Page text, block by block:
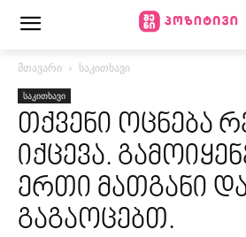
მთავარი საკითხავი
საკითხავი
თქვენი ოცნება
იქცევა.
ერთი მათგანი
გაგაოცებთ.